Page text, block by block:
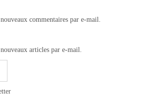
commentaires par e-mail.
articles par e-mail.